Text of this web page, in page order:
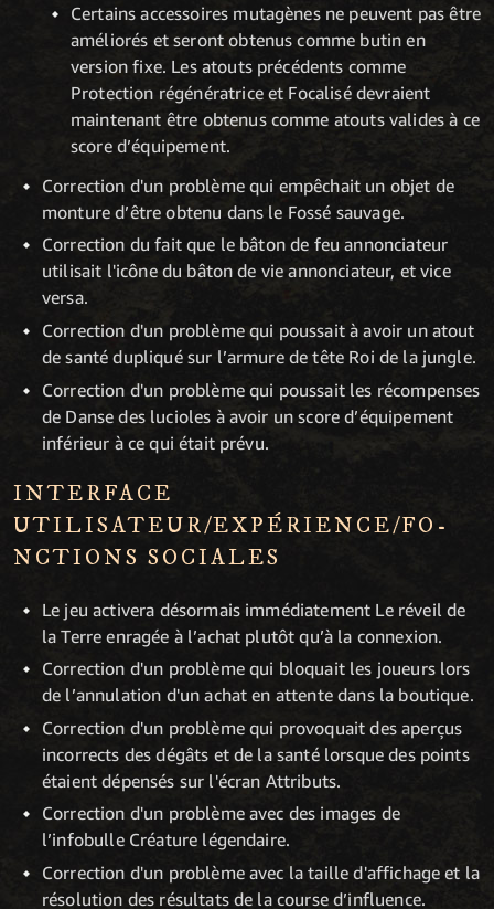
Certains accessoires mutagènes ne peuvent pas être
améliorés et seront obtenus comme butin en
version fixe. Les atouts précédents comme
Protection régénératrice et Focalisé devraient
maintenant être obtenus comme atouts valides à ce
score d’équipement.
Correction d'un problème qui empêchait un objet de
monture d’être obtenu dans le Fossé sauvage.
Correction du fait que le bâton de feu annonciateur
utilisait l'icône du bâton de vie annonciateur, et vice
versa.
Correction d'un problème qui poussait à avoir un atout
de santé dupliqué sur l’armure de tête Roi de la jungle.
Correction d'un problème qui poussait les récompenses
de Danse des lucioles à avoir un score d’équipement
inférieur à ce qui était prévu.
INTERFACE
UTILISATEUR/EXPÉRIENCE/FO­­
NCTIONS SOCIALES
Le jeu activera désormais immédiatement Le réveil de
la Terre enragée à l’achat plutôt qu’à la connexion.
Correction d'un problème qui bloquait les joueurs lors
de l’annulation d'un achat en attente dans la boutique.
Correction d'un problème qui provoquait des aperçus
incorrects des dégâts et de la santé lorsque des points
étaient dépensés sur l'écran Attributs.
Correction d'un problème avec des images de
l’infobulle Créature légendaire.
Correction d'un problème avec la taille d'affichage et la
résolution des résultats de la course d’influence.